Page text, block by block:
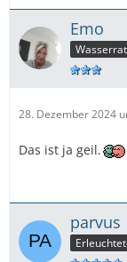
Emo
28. Dezember 2024
Das ist ja geil.
parvus